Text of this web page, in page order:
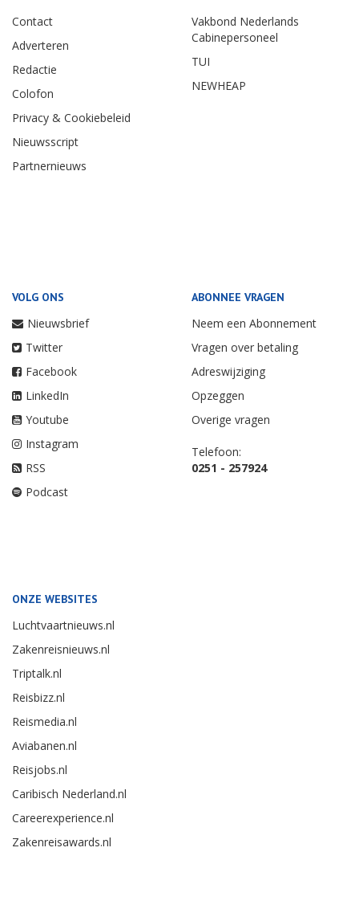
Contact
Adverteren
Redactie
Colofon
Privacy & Cookiebeleid
Nieuwsscript
Partnernieuws
Vakbond Nederlands
Cabinepersoneel
TUI
NEWHEAP
VOLG ONS
Nieuwsbrief
Twitter
Facebook
LinkedIn
Youtube
Instagram
RSS
Podcast
ABONNEE VRAGEN
Neem een Abonnement
Vragen over betaling
Adreswijziging
Opzeggen
Overige vragen
Telefoon:
0251 - 257924
ONZE WEBSITES
Luchtvaartnieuws.nl
Zakenreisnieuws.nl
Triptalk.nl
Reisbizz.nl
Reismedia.nl
Aviabanen.nl
Reisjobs.nl
Caribisch Nederland.nl
Careerexperience.nl
Zakenreisawards.nl